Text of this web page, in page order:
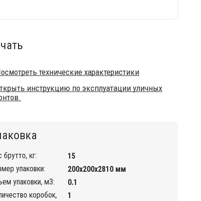
технические характеристики
инструкцию по эксплуатации уличных
брутто, кг:
15
упаковки:
200х200х2810 мм
упаковки, м3:
0.1
коробок,
1